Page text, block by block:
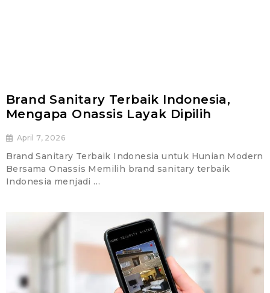
Brand Sanitary Terbaik Indonesia,
Mengapa Onassis Layak Dipilih
April 7, 2026
Brand Sanitary Terbaik Indonesia untuk Hunian Modern
Bersama Onassis Memilih brand sanitary terbaik
Indonesia menjadi …